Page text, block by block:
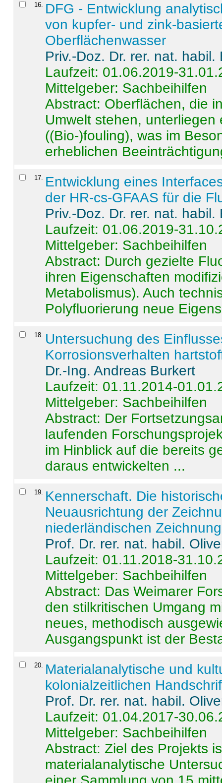
16
DFG - Entwicklung
von kupfer- und zink-
Oberflächenwasser
Priv.-Doz. Dr. rer. nat.
Laufzeit: 01.06.2019-
Mittelgeber: Sachbeihilfen
Abstract: Oberflächen, die
Umwelt stehen,
((Bio-)fouling), was im
erheblichen
17
Entwicklung eines
der HR-cs-GFAAS für die
Priv.-Doz. Dr. rer. nat.
Laufzeit: 01.06.2019-
Mittelgeber: Sachbeihilfen
Abstract: Durch gezielte
ihren Eigenschaften
Metabolismus). Auch
Polyfluorierung neue
18
Untersuchung des
Korrosionsverhalten
Dr.-Ing. Andreas Burkert
Laufzeit: 01.11.2014-
Mittelgeber: Sachbeihilfen
Abstract: Der
laufenden
im Hinblick auf die bereits
daraus entwickelten ...
19
Kennerschaft. Die
Neuausrichtung der
niederländischen
Prof. Dr. rer. nat. habil.
Laufzeit: 01.11.2018-
Mittelgeber: Sachbeihilfen
Abstract: Das Weimarer
den stilkritischen Umgang
neues, methodisch
Ausgangspunkt ist der
20
Materialanalytische und
kolonialzeitlichen
Prof. Dr. rer. nat. habil.
Laufzeit: 01.04.2017-
Mittelgeber: Sachbeihilfen
Abstract:Ziel des Projekts
materialanalytische